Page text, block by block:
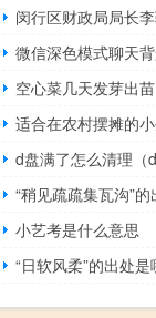
闵行区财政局局长
空心菜几天发芽出苗
适合在农村摆摊的
d盘满了怎么清理（
“稍见疏疏集瓦沟”
小艺考是什么意思
“日软风柔”的出处是